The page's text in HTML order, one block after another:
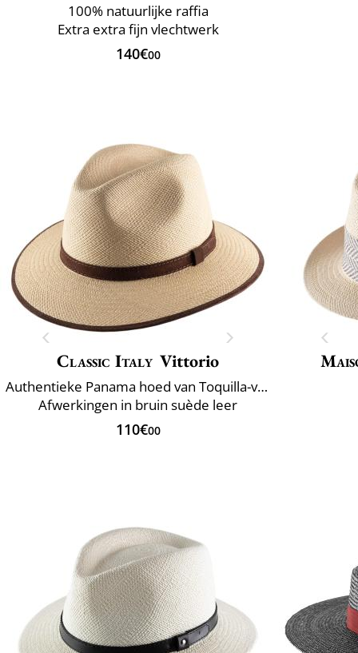
100% natuurlijke raffia
Extra extra fijn vlechtwerk
140€00
Classic Italy Vittorio
Authentieke Panama hoed van Toquilla-vezels
Afwerkingen in bruin suède leer
110€00